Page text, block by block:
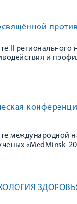
II регионального
и
международной
«MedMinsk-